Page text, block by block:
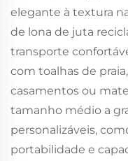
elegante à textura
de lona de juta
transporte
com toalhas de
casamentos ou
tamanho médio a
personalizáveis,
portabilidade e